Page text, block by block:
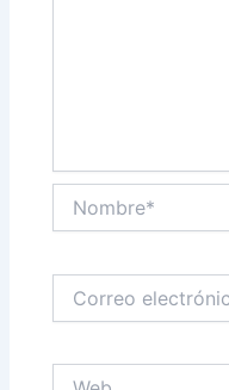
electrónico*